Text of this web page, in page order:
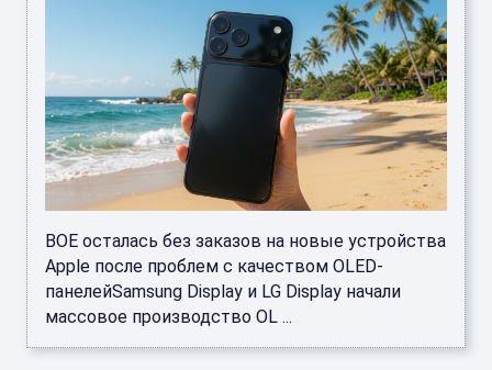
BOE осталась без заказов на новые устройства
Apple после проблем с качеством OLED-
панелейSamsung Display и LG Display начали
массовое производство OL ...